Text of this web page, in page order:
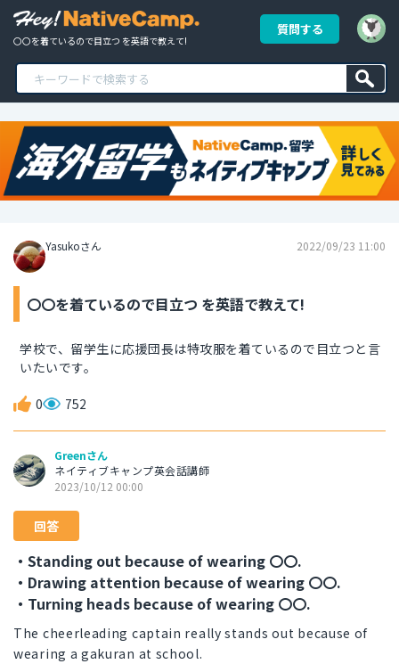
〇〇を着ているので目立つ を英語で教えて!
質問する
Yasukoさん 2022/09/23 11:00
〇〇を着ているので目立つ を英語で教えて!
学校で、留学生に応援団長は特攻服を着ているので目立つと言
いたいです。
0 752
Greenさん
ネイティブキャンプ英会話講師
2023/10/12 00:00
回答
・Standing out because of wearing 〇〇.
・Drawing attention because of wearing 〇〇.
・Turning heads because of wearing 〇〇.
The cheerleading captain really stands out because of
wearing a gakuran at school.